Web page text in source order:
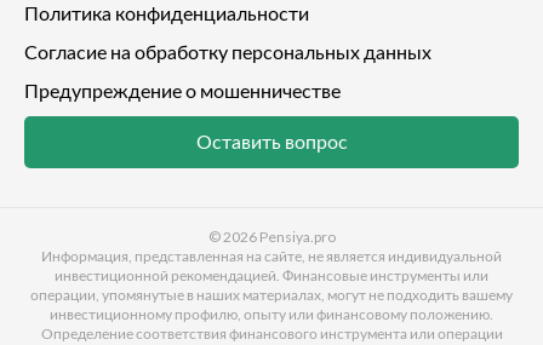
Политика конфиденциальности
Согласие на обработку персональных данных
Предупреждение о мошенничестве
Оставить вопрос
© 2026 Pensiya.pro
Информация, представленная на сайте, не является индивидуальной
инвестиционной рекомендацией. Финансовые инструменты или
операции, упомянутые в наших материалах, могут не подходить вашему
инвестиционному профилю, опыту или финансовому положению.
Определение соответствия финансового инструмента или операции